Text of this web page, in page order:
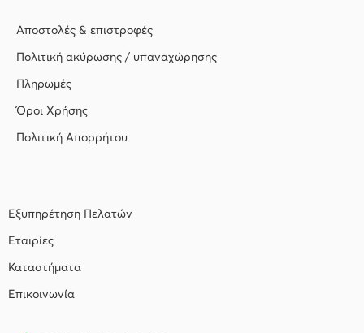
Αποστολές & επιστροφές
Πολιτική ακύρωσης / υπαναχώρησης
Πληρωμές
Όροι Χρήσης
Πολιτική Απορρήτου
Εξυπηρέτηση Πελατών
Εταιρίες
Καταστήματα
Επικοινωνία